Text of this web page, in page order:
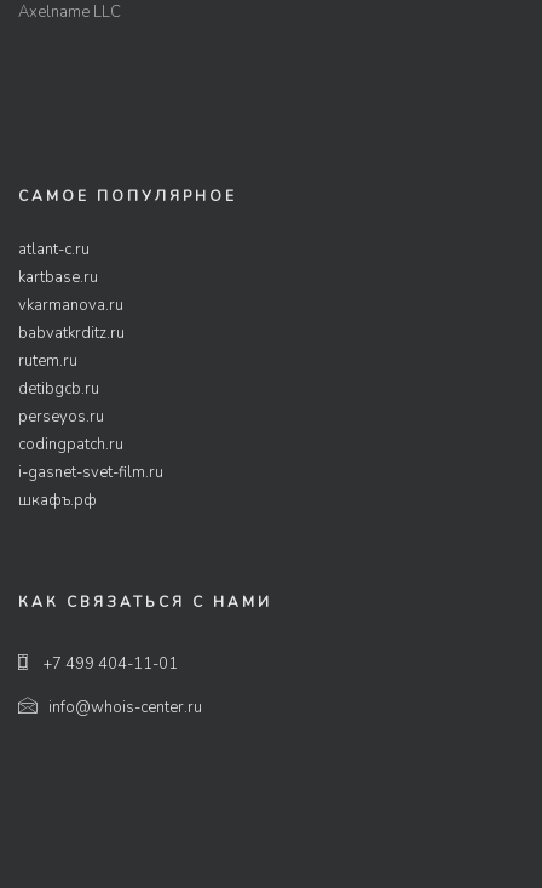
Axelname LLC
САМОЕ ПОПУЛЯРНОЕ
atlant-c.ru
kartbase.ru
vkarmanova.ru
babvatkrditz.ru
rutem.ru
detibgcb.ru
perseyos.ru
codingpatch.ru
i-gasnet-svet-film.ru
шкафъ.рф
КАК СВЯЗАТЬСЯ С НАМИ
+7 499 404-11-01
info@whois-center.ru